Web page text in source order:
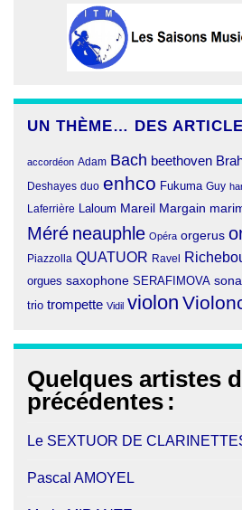
UN THÈME… DES
accordéon Adam Bach beethoven
Deshayes duo enhco Fukuma Guy
Laferrière Laloum Mareil Margain
Méré neauphle Opéra orgerus
Piazzolla QUATUOR Ravel
orgues saxophone SERAFIMOVA
trio trompette Vidil violon
Quelques artistes
précédentes :
Le SEXTUOR DE
Pascal AMOYEL